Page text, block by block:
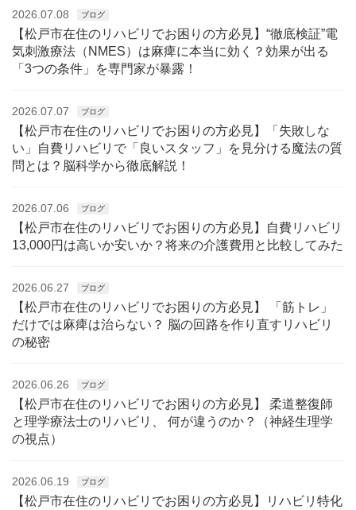
2026.07.08 ブログ
【松戸市在住のリハビリでお困りの方必見】“徹底検証”電
気刺激療法（NMES）は麻痺に本当に効く？効果が出る
「3つの条件」を専門家が暴露！
2026.07.07 ブログ
【松戸市在住のリハビリでお困りの方必見】「失敗しな
い」自費リハビリで「良いスタッフ」を見分ける魔法の質
問とは？脳科学から徹底解説！
2026.07.06 ブログ
【松戸市在住のリハビリでお困りの方必見】自費リハビリ
13,000円は高いか安いか？将来の介護費用と比較してみた
2026.06.27 ブログ
【松戸市在住のリハビリでお困りの方必見】 「筋トレ」
だけでは麻痺は治らない？ 脳の回路を作り直すリハビリ
の秘密
2026.06.26 ブログ
【松戸市在住のリハビリでお困りの方必見】 柔道整復師
と理学療法士のリハビリ、 何が違うのか？（神経生理学
の視点）
2026.06.19 ブログ
【松戸市在住のリハビリでお困りの方必見】リハビリ特化